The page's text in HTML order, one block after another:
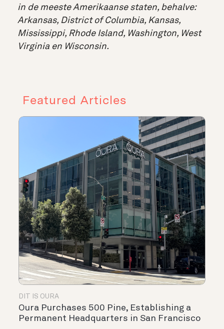
in de meeste Amerikaanse staten, behalve:
Arkansas, District of Columbia, Kansas,
Mississippi, Rhode Island, Washington, West
Virginia en Wisconsin.
Featured Articles
DIT IS OURA
Oura Purchases 500 Pine, Establishing a
Permanent Headquarters in San Francisco